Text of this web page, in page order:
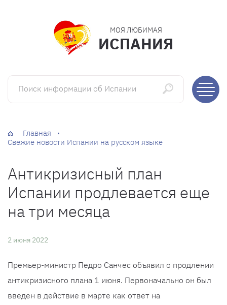
МОЯ ЛЮБИМАЯ
ИСПАНИЯ
Поиск информации об Испании
Главная
Свежие новости Испании на русском языке
Антикризисный план
Испании продлевается еще
на три месяца
2 июня 2022
Премьер-министр Педро Санчес объявил о продлении
антикризисного плана 1 июня. Первоначально он был
введен в действие в марте как ответ на